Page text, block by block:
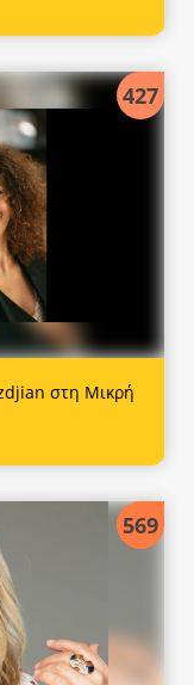
427
στη Μικρή
569